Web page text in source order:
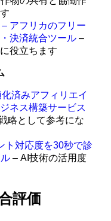
アフリカのフリー
決済統合ツール –
役立ちます
済みアフィリエイ
ネス構築サービス
略として参考にな
ト対応度を30秒で診
– AI技術の活用度
評価